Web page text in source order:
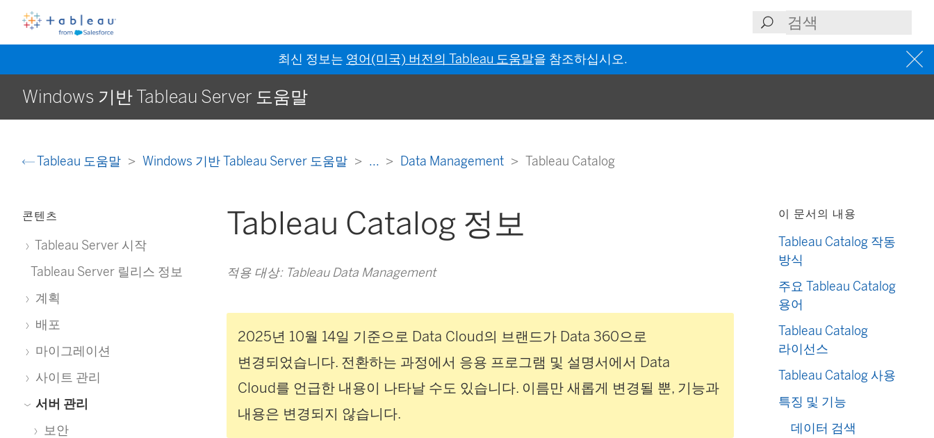
최신 정보는 영어(미국) 버전의 Tableau 도움말을 참조하십시오.
Windows 기반 Tableau Server 도움말
Tableau 도움말 Windows 기반 Tableau Server 도움말 ... Data Management Tableau Catalog
콘텐츠
Tableau Server 시작
Tableau Server 릴리스 정보
계획
배포
마이그레이션
사이트 관리
서버 관리
보안
Tableau Catalog 정보
적용 대상: Tableau Data Management
2025년 10월 14일 기준으로 Data Cloud의 브랜드가 Data 360으로
변경되었습니다. 전환하는 과정에서 응용 프로그램 및 설명서에서 Data
Cloud를 언급한 내용이 나타날 수도 있습니다. 이름만 새롭게 변경될 뿐, 기능과
내용은 변경되지 않습니다.
이 문서의 내용
Tableau Catalog 작동
방식
주요 Tableau Catalog
용어
Tableau Catalog
라이선스
Tableau Catalog 사용
특징 및 기능
데이터 검색